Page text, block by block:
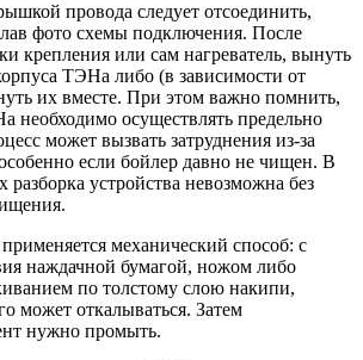
провода следует отсоединить,
фото схемы подключения. После
крепления или сам нагреватель, вынуть
ТЭНа либо (в зависимости от
их вместе. При этом важно помнить,
необходимо осуществлять предельно
может вызвать затруднения из-за
если бойлер давно не чищен. В
разборка устройства невозможна без
механический способ: с
наждачной бумагой, ножом либо
по толстому слою накипи,
может откалываться. Затем
нужно промыть.